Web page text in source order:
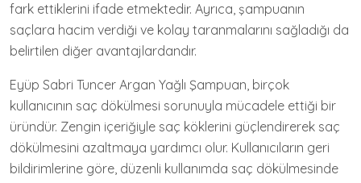
fark ettiklerini ifade etmektedir. Ayrıca, şampuanın
saçlara hacim verdiği ve kolay taranmalarını sağladığı da
belirtilen diğer avantajlardandır.
Eyüp Sabri Tuncer Argan Yağlı Şampuan, birçok
kullanıcının saç dökülmesi sorunuyla mücadele ettiği bir
üründür. Zengin içeriğiyle saç köklerini güçlendirerek saç
dökülmesini azaltmaya yardımcı olur. Kullanıcıların geri
bildirimlerine göre, düzenli kullanımda saç dökülmesinde